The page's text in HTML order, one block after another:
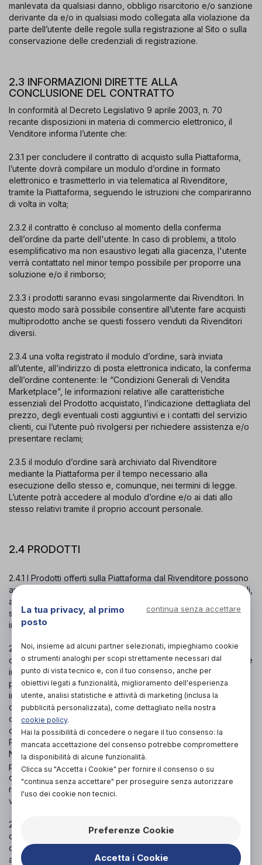
manlevata da qualsiasi danno, obbligo risarcitorio e/o sanzione
derivante da e/o in qualsiasi modo collegata alla violazione da
parte dell’utente delle regole sulla registrazione al Sito o sulla
conservazione delle credenziali di registrazione.
2.3 INFORMAZIONI DIRETTE ALLA
CONCLUSIONE DEL CONTRATTO
In conformità al Decreto Legislativo 9 aprile 2003, n. 70
recante disposizioni in materia di commercio elettronico, il
Venditore informa l’utente che:
2.3.1 per concludere il contratto di acquisto sulla Piattaforma,
l’utente dovrà compilare un modulo d’ordine in formato
elettronico e trasmetterlo in via telematica al Rivenditore,
tramite la Piattaforma, seguendo le istruzioni che compariranno
di volta in volta;
2.3.2 il contratto è concluso al momento della conferma
dell’ordine da parte dell'utente. In caso di problemi, a titolo
esemplificativo ma non esaustivo legati alla giacenza, l'utente
verrà contattato nel minor tempo possibile per proporre una
soluzione e/o il rimborso;
2.3.3 i prodotti saranno evasi singolarmente dai Rivenditori. In
questo modo sarà possibile consentire all’utente fare acquisti
multiprodotto anche se questi fossero venduti da Rivenditori
diversi.
2.3.4 una volta registrato il modulo d’ordine, sarà inviata
all’utente, all’indirizzo di posta elettronica indicato, la conferma
dell’ordine contenente: le “Condizioni Generali di Vendita
Marketplace”, le informazioni relative alle caratteristiche
essenziali del Prodotto acquistato, l’indicazione dettagliata del
prezzo, degli eventuali costi aggiuntivi e i contatti del servizio
clienti, cui l’utente può rivolgersi per richiedere assistenza e/o
presentare reclami;
2.3.5 il modulo d’ordine sarà archiviato dal Rivenditore
mediante la Piattaforma per il tempo necessario alla
esecuzione dello stesso e, comunque, nei termini di legge.
L’utente potrà accedere al modulo d’ordine e/o ai dati allo
stesso relativi tramite il proprio account personale.
2.4 PRODOTTI
2.4.1 I Prodotti offerti sulla Piattaforma dal Rivenditore possono
appartenere alle varie categorie ortopediche e sanitarie (quali,
a mero titolo esemplificativo, prodotti per il benessere e la
salute, prodotti correttivi posturali, carrozzine per anziani o
invalidi, supporti, ecc.).
2.4.2 Ciascun prodotto è abbinato ad una pagina informativa
che ne illustra le principali informazioni (“Scheda Prodotto”). Le
informazioni della Scheda Prodotto non hanno carattere di
pubblicità e devono intendersi di natura esclusivamente
informativa; siano esse legate a prodotti (testi, immagini, foto,
disegni, allegati e quant'altro) o a servizi e Rivenditori. Tutti i
contenuti hanno infatti il solo obiettivo di informare gli utenti
circa i prodotti e/o servizi che potranno ottenere dai
Rivenditori presenti sulla Piattaforma.
Nessun contenuto deve essere inteso come materiale
pubblicitario, teso ad influenzare in qualsivoglia maniera una
decisione di acquisto, infatti le descrizioni dei prodotti
rispettano esattamente le diciture dei produttori e non
vengono in alcun modo modificate.
2.4.3 Qualora, per qualsiasi motivo, il prodotto richiesto
dall’utente risultasse non più disponibile prima dell’evasione
dell’ordine da parte del Rivenditore, il Rivenditore si impegna
ad informare tempestivamente l’utente (in concerto con
La tua privacy, al primo
posto
continua senza accettare
Noi, insieme ad alcuni partner selezionati, impieghiamo cookie
o strumenti analoghi per scopi strettamente necessari dal
punto di vista tecnico e, con il tuo consenso, anche per
obiettivi legati a funzionalità, miglioramento dell'esperienza
utente, analisi statistiche e attività di marketing (inclusa la
pubblicità personalizzata), come dettagliato nella nostra
cookie policy.
Hai la possibilità di concedere o negare il tuo consenso: la
mancata accettazione del consenso potrebbe compromettere
la disponibilità di alcune funzionalità.
Clicca su "Accetta i Cookie" per fornire il consenso o su
"continua senza accettare" per proseguire senza autorizzare
l'uso dei cookie non tecnici.
Preferenze Cookie
Accetta i Cookie